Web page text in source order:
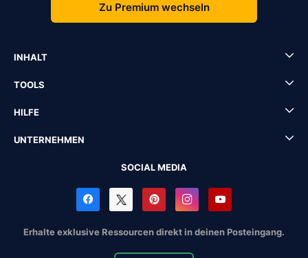
Zu Premium wechseln
INHALT
TOOLS
HILFE
UNTERNEHMEN
SOCIAL MEDIA
Erhalte exklusive Ressourcen direkt in deinen Posteingang.